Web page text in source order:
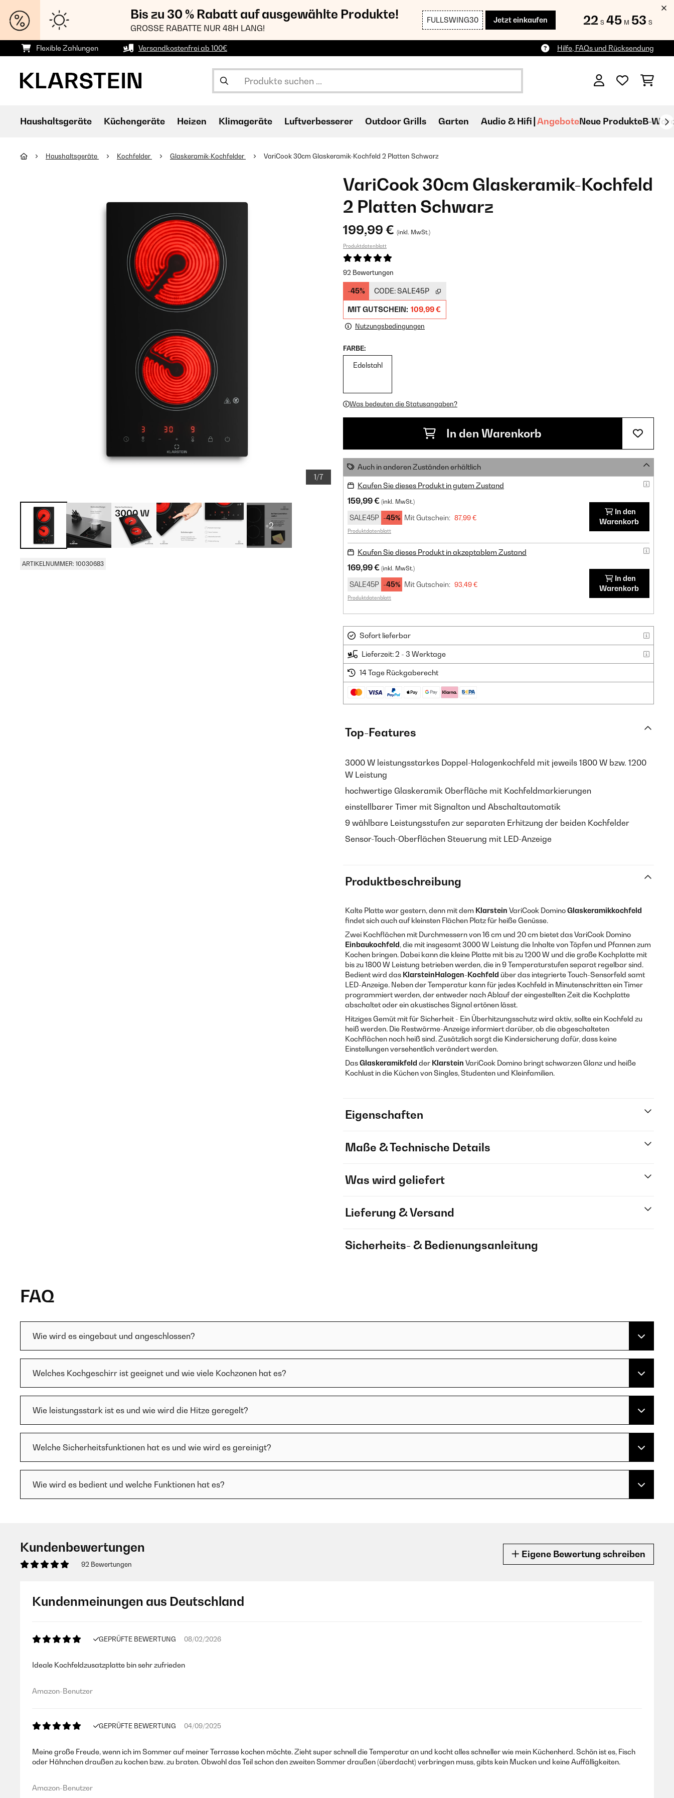
Bis zu 30 % Rabatt auf ausgewählte Produkte!
GROSSE RABATTE NUR 48H LANG!
FULLSWING30 Jetzt einkaufen 22 S 45 M 52 S
Flexible Zahlungen Versandkostenfrei ab 100€ Hilfe, FAQs und Rücksendung
Haushaltsgeräte Küchengeräte Heizen Klimageräte Luftverbesserer Outdoor Grills Garten Audio & Hifi AngeboteNeue ProdukteB-
Haushaltsgeräte Kochfelder Glaskeramik-Kochfelder VariCook 30cm Glaskeramik-Kochfeld​ 2 Platten Schwarz
1/7
+2
ARTIKELNUMMER: 10030683
VariCook 30cm Glaskeramik-Kochfeld​
2 Platten Schwarz
199,99 € (inkl. MwSt.)
Produktdatenblatt
92 Bewertungen
-45% CODE: SALE45P
MIT GUTSCHEIN: 109,99 €
Nutzungsbedingungen
FARBE:
Edelstahl
Was bedeuten die Statusangaben?
In den Warenkorb
Auch in anderen Zuständen erhältlich
Kaufen Sie dieses Produkt in gutem Zustand
159,99 € (inkl. MwSt.)
SALE45P -45% Mit Gutschein: 87,99 €
Produktdatenblatt
In den
Warenkorb
Kaufen Sie dieses Produkt in akzeptablem Zustand
169,99 € (inkl. MwSt.)
SALE45P -45% Mit Gutschein: 93,49 €
Produktdatenblatt
In den
Warenkorb
Sofort lieferbar
Lieferzeit: 2 - 3 Werktage
14 Tage Rückgaberecht
Top-Features
3000 W leistungsstarkes Doppel-Halogenkochfeld mit jeweils 1800 W bzw. 1200
W Leistung
hochwertige Glaskeramik Oberfläche mit Kochfeldmarkierungen
einstellbarer Timer mit Signalton und Abschaltautomatik
9 wählbare Leistungsstufen zur separaten Erhitzung der beiden Kochfelder
Sensor-Touch-Oberflächen Steuerung mit LED-Anzeige
Produktbeschreibung
Kalte Platte war gestern, denn mit dem Klarstein VariCook DominoGlaskeramikkochfeld
findet sich auch auf kleinsten Flächen Platz für heiße Genüsse.
Zwei Kochflächen mit Durchmessern von 16 cm und 20 cm bietet das VariCook Domino
Einbaukochfeld, die mit insgesamt 3000 W Leistung die Inhalte von Töpfen und Pfannen zum
Kochen bringen. Dabei kann die kleine Platte mit bis zu 1200 W und die große Kochplatte mit
bis zu 1800 W Leistung betrieben werden, die in 9 Temperaturstufen separat regelbar sind.
Bedient wird das KlarsteinHalogen-Kochfeld über das integrierte Touch-Sensorfeld samt
LED-Anzeige. Neben der Temperatur kann für jedes Kochfeld in Minutenschritten ein Timer
programmiert werden, der entweder nach Ablauf der eingestellten Zeit die Kochplatte
abschaltet oder ein akustisches Signal ertönen lässt.
Hitziges Gemüt mit für Sicherheit - Ein Überhitzungsschutz wird aktiv, sollte ein Kochfeld zu
heiß werden. Die Restwärme-Anzeige informiert darüber, ob die abgeschalteten
Kochflächen noch heiß sind. Zusätzlich sorgt die Kindersicherung dafür, dass keine
Einstellungen versehentlich verändert werden.
DasGlaskeramikfeld der Klarstein VariCook Domino bringt schwarzen Glanz und heiße
Kochlust in die Küchen von Singles, Studenten und Kleinfamilien.
Eigenschaften
Maße & Technische Details
Was wird geliefert
Lieferung & Versand
Sicherheits- & Bedienungsanleitung
FAQ
Wie wird es eingebaut und angeschlossen?
Welches Kochgeschirr ist geeignet und wie viele Kochzonen hat es?
Wie leistungsstark ist es und wie wird die Hitze geregelt?
Welche Sicherheitsfunktionen hat es und wie wird es gereinigt?
Wie wird es bedient und welche Funktionen hat es?
Kundenbewertungen
92 Bewertungen
Eigene Bewertung schreiben
Kundenmeinungen aus Deutschland
GEPRÜFTE BEWERTUNG 08/02/2026
Ideale Kochfeldzusatzplatte bin sehr zufrieden
Amazon-Benutzer
GEPRÜFTE BEWERTUNG 04/09/2025
Meine große Freude, wenn ich im Sommer auf meiner Terrasse kochen möchte. Zieht super schnell die Temperatur an und kocht alles schneller wie mein Küchenherd. Schön ist es, Fisch
oder Hähnchen draußen zu kochen bzw. zu braten. Obwohl das Teil schon den zweiten Sommer draußen (überdacht) verbringen muss, gibts kein Mucken und keine Auffälligkeiten.
Amazon-Benutzer